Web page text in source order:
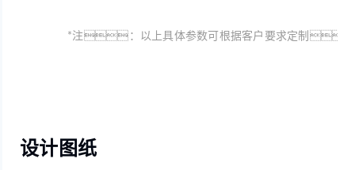
*注：以上具体参数可根据客户要求定制
设计图纸